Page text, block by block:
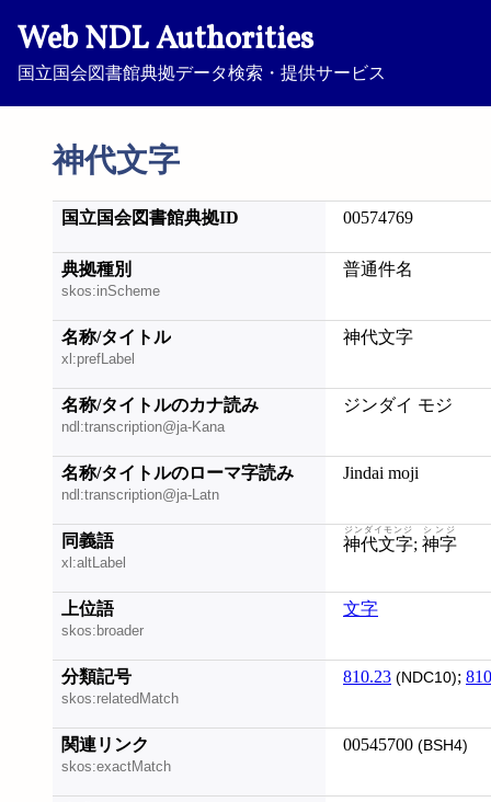
Web NDL Authorities
国立国会図書館典拠データ検索・提供サービス
神代文字
国立国会図書館典拠ID 00574769
典拠種別
skos:inScheme
普通件名
名称/タイトル
xl:prefLabel
神代文字
名称/タイトルのカナ読み
ndl:transcription@ja-Kana
ジンダイ モジ
名称/タイトルのローマ字読み
ndl:transcription@ja-Latn
Jindai moji
同義語
xl:altLabel
神代文字
ジンダイモンジ
; 神字
シンジ
上位語
skos:broader
文字
分類記号
skos:relatedMatch
810.23 (NDC10);
関連リンク
skos:exactMatch
00545700 (BSH4)